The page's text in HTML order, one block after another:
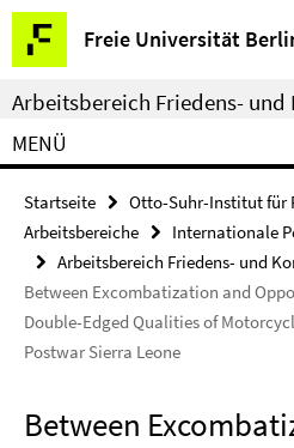
Springe
direkt
zu
Inhalt
Freie Universität
Service-
Navigation
Arbeitsbereich Friedens-
MENÜ
Startseite
Otto-Suhr-Institut für
Arbeitsbereiche
Internationale
Arbeitsbereich Friedens- und
Between Excombatization and
Double-Edged Qualities of
Postwar Sierra Leone
Between